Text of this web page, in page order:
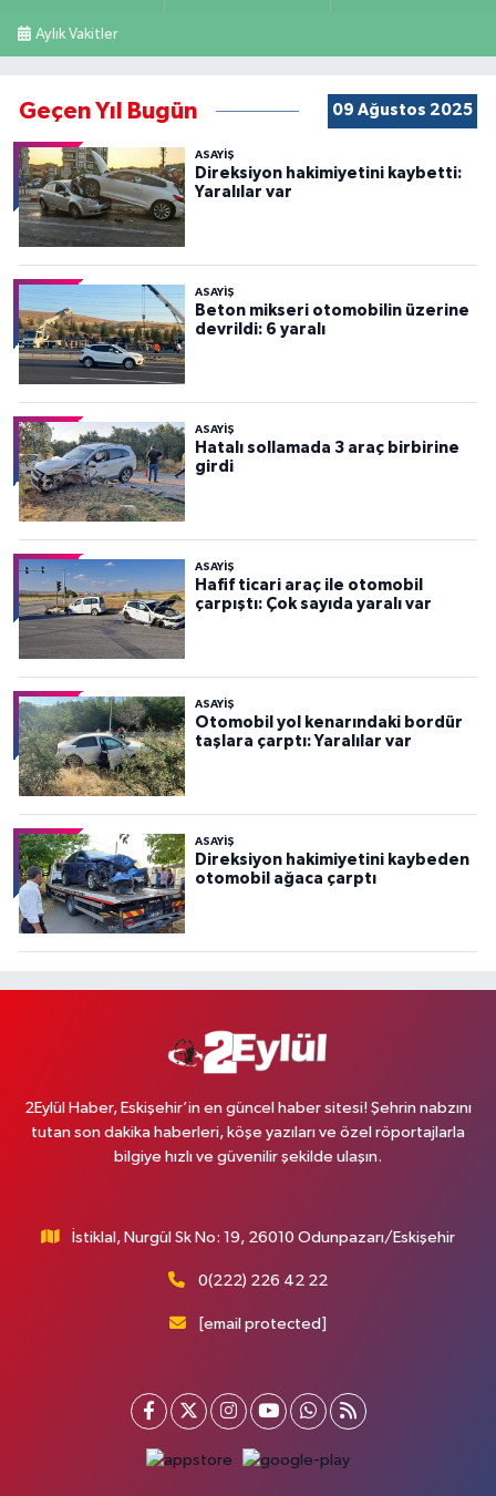
Aylık Vakitler
Geçen Yıl Bugün 09 Ağustos 2025
ASAYİŞ
Direksiyon hakimiyetini kaybetti:
Yaralılar var
ASAYİŞ
Beton mikseri otomobilin üzerine
devrildi: 6 yaralı
ASAYİŞ
Hatalı sollamada 3 araç birbirine
girdi
ASAYİŞ
Hafif ticari araç ile otomobil
çarpıştı: Çok sayıda yaralı var
ASAYİŞ
Otomobil yol kenarındaki bordür
taşlara çarptı: Yaralılar var
ASAYİŞ
Direksiyon hakimiyetini kaybeden
otomobil ağaca çarptı
2Eylül Haber, Eskişehir’in en güncel haber sitesi! Şehrin nabzını
tutan son dakika haberleri, köşe yazıları ve özel röportajlarla
bilgiye hızlı ve güvenilir şekilde ulaşın.
İstiklal, Nurgül Sk No: 19, 26010 Odunpazarı/Eskişehir
0(222) 226 42 22
[email protected]